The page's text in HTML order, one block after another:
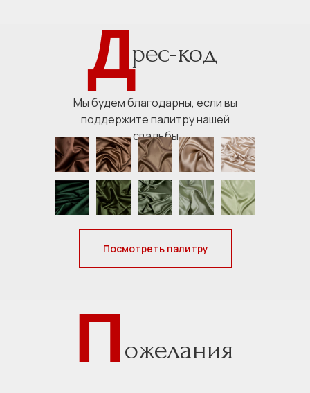
Дрес-код
Мы будем благодарны, если вы
поддержите палитру нашей
свадьбы
Посмотреть палитру
Пожелания